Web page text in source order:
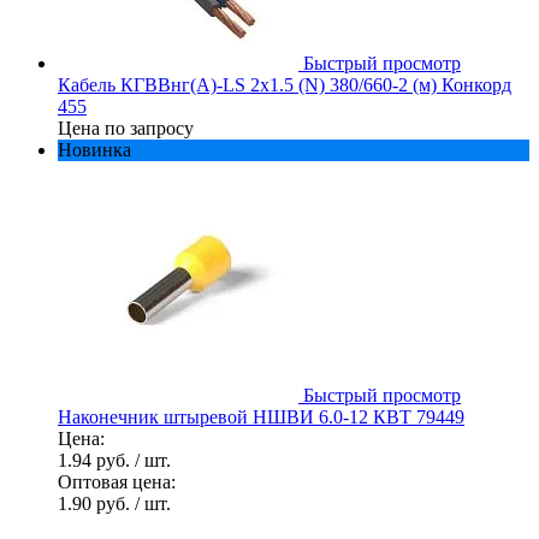
Быстрый просмотр
Кабель КГВВнг(А)-LS 2х1.5 (N) 380/660-2 (м) Конкорд
455
Цена по запросу
Новинка
Быстрый просмотр
Наконечник штыревой НШВИ 6.0-12 КВТ 79449
Цена:
1.94 руб. / шт.
Оптовая цена:
1.90 руб. / шт.